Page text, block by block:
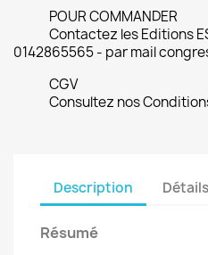
POUR COMMANDER
Contactez les Editions
0142865565 - par mail
CGV
Consultez nos
Description
Résumé